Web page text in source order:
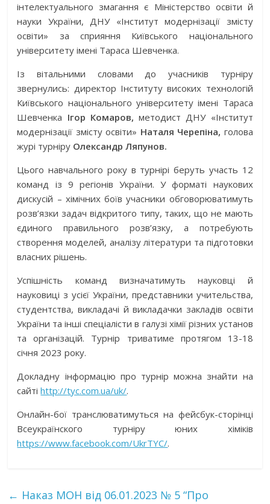
інтелектуального змагання є Міністерство освіти й
науки України, ДНУ «Інститут модернізації змісту
освіти» за сприяння Київського національного
університету імені Тараса Шевченка.
Із вітальними словами до учасників турніру
звернулись: директор Інституту високих технологій
Київського національного університету імені Тараса
Шевченка Ігор Комаров,методист ДНУ «Інститут
модернізації змісту освіти» Наталя Черепіна, голова
журі турніру Олександр Ляпунов.
Цього навчального року в турнірі беруть участь 12
команд із 9 регіонів України. У форматі наукових
дискусій – хімічних боїв учасники обговорюватимуть
розв’язки задач відкритого типу, таких, що не мають
єдиного правильного розв’язку, а потребують
створення моделей, аналізу літератури та підготовки
власних рішень.
Успішність команд визначатимуть науковці й
науковиці з усієї України, представники учительства,
студентства, викладачі й викладачки закладів освіти
України та інші спеціалісти в галузі хімії різних установ
та організацій. Турнір триватиме протягом 13-18
січня 2023 року.
Докладну інформацію про турнір можна знайти на
сайтіhttp://tyc.com.ua/uk/.
Онлайн-бої транслюватимуться на фейсбук-сторінці
Всеукраїнского турніру юних хіміків
https://www.facebook.com/UkrTYC/.
← Наказ МОН від 06.01.2023 № 5 “Про